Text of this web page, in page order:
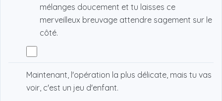
mélanges doucement et tu laisses ce
merveilleux breuvage attendre sagement sur le
côté.
Maintenant, l'opération la plus délicate, mais tu vas
voir, c'est un jeu d'enfant.